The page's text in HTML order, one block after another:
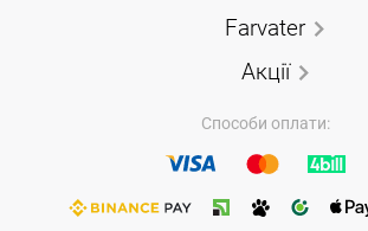
Farvater
Акції
Способи оплати: